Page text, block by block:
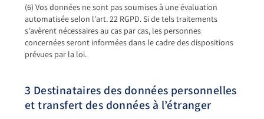
(6) Vos données ne sont pas soumises à une évaluation
automatisée selon l'art. 22 RGPD. Si de tels traitements
s'avèrent nécessaires au cas par cas, les personnes
concernées seront informées dans le cadre des dispositions
prévues par la loi.
3 Destinataires des données personnelles
et transfert des données à l’étranger